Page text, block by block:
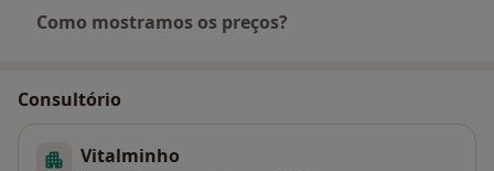
Como mostramos os preços?
Consultório
Vitalminho